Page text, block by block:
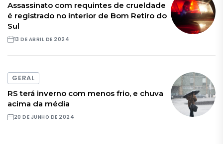
Assassinato com requintes de crueldade
é registrado no interior de Bom Retiro do
Sul
13 DE ABRIL DE 2024
GERAL
RS terá inverno com menos frio, e chuva
acima da média
20 DE JUNHO DE 2024